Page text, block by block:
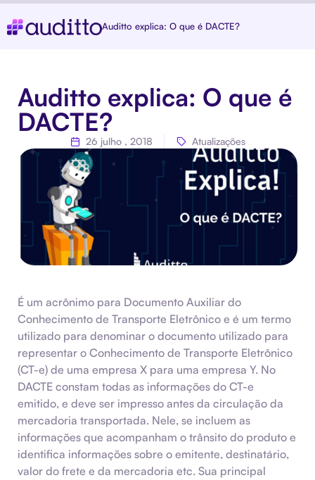
Auditto explica: O que é DACTE?
Auditto explica: O que é
DACTE?
26 julho , 2018 Atualizações
É um acrônimo para Documento Auxiliar do
Conhecimento de Transporte Eletrônico e é um termo
utilizado para denominar o documento utilizado para
representar o Conhecimento de Transporte Eletrônico
(CT-e) de uma empresa X para uma empresa Y. No
DACTE constam todas as informações do CT-e
emitido, e deve ser impresso antes da circulação da
mercadoria transportada. Nele, se incluem as
informações que acompanham o trânsito do produto e
identifica informações sobre o emitente, destinatário,
valor do frete e da mercadoria etc. Sua principal